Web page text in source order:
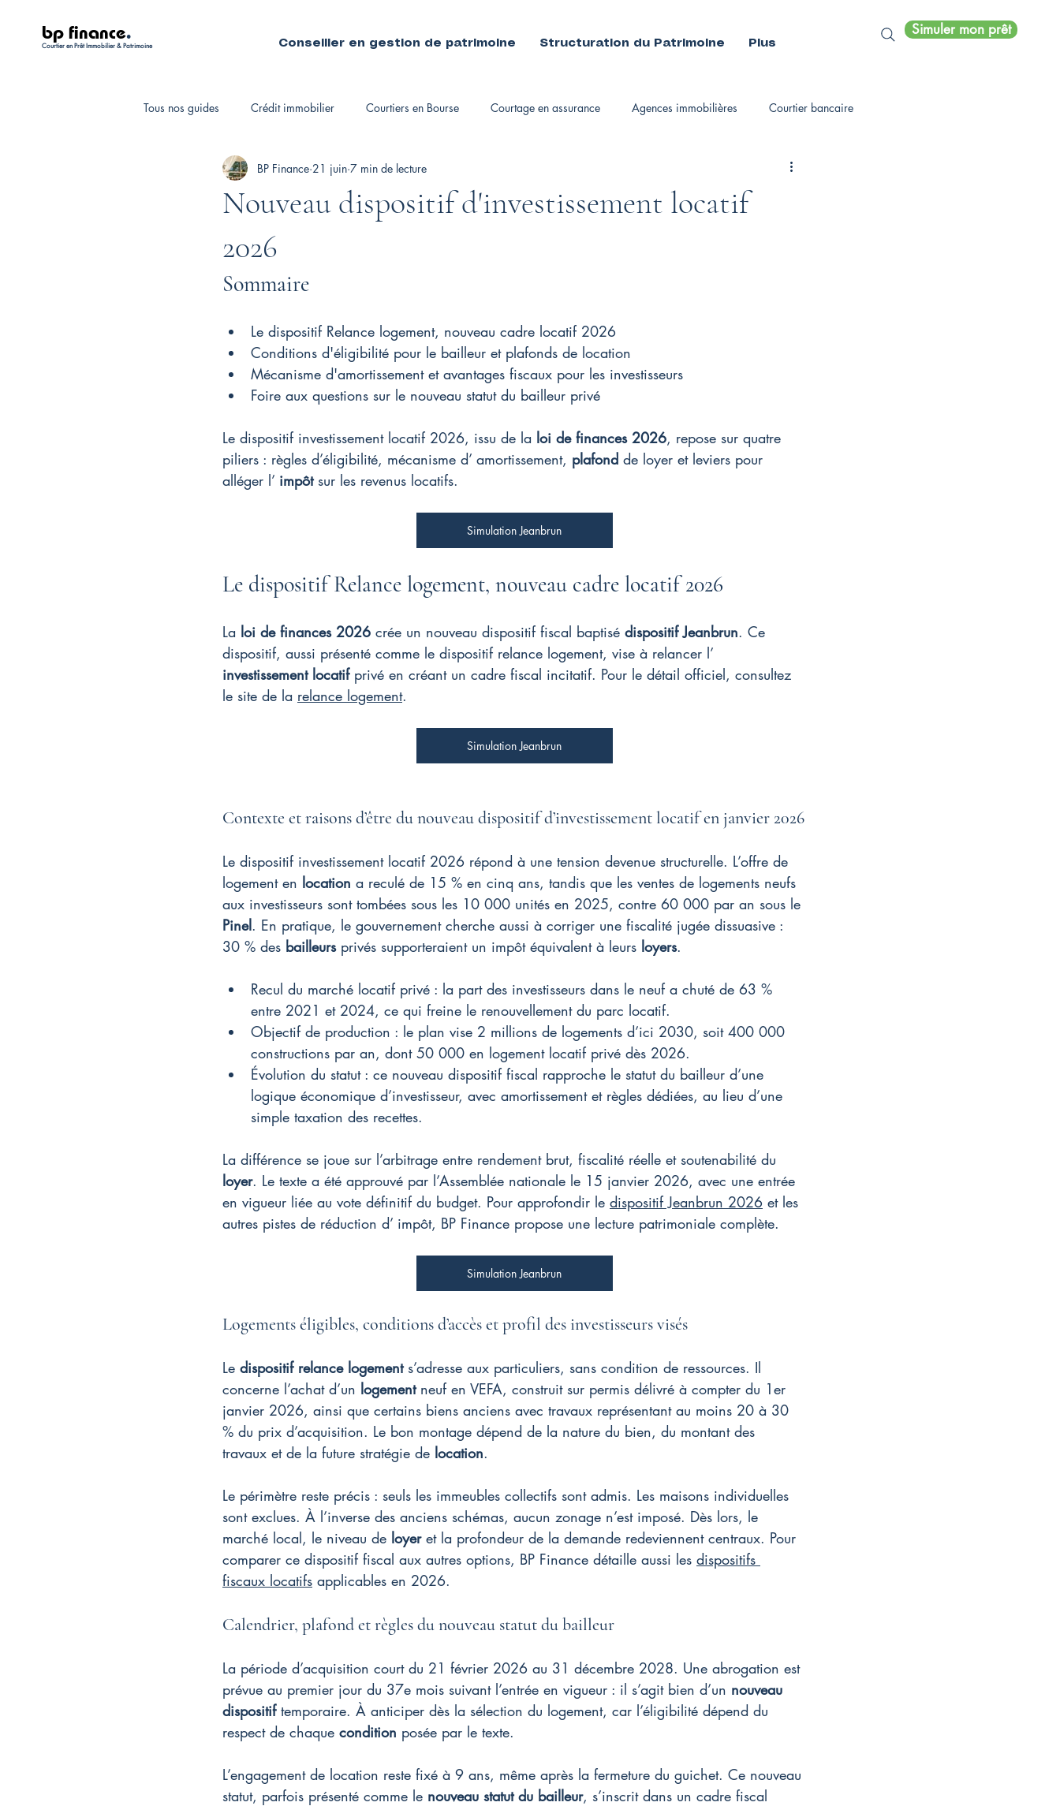
bp finance.
Courtier en Prêt Immobilier & Patrimoine Conseiller en gestion de patrimoine Structuration du Patrimoine Plus
Simuler mon prêt
Tous nos guides Crédit immobilier Courtiers en Bourse Courtage en assurance Agences immobilières Courtier bancaire
Fiscalité personnelle Courtiers immobiliers
Nouveau dispositif d'investissement locatif
2026
BP Finance 21 juin 7 min de lecture
Sommaire
Le dispositif Relance logement, nouveau cadre locatif 2026
Conditions d'éligibilité pour le bailleur et plafonds de location
Mécanisme d'amortissement et avantages fiscaux pour les investisseurs
Foire aux questions sur le nouveau statut du bailleur privé
Le dispositif investissement locatif 2026, issu de la loi de finances 2026, repose sur quatre
piliers : règles d’éligibilité, mécanisme d’ amortissement, plafond de loyer et leviers pour
alléger l’ impôt sur les revenus locatifs.
Simulation Jeanbrun
Le dispositif Relance logement, nouveau cadre locatif 2026
La loi de finances 2026 crée un nouveau dispositif fiscal baptisé dispositif Jeanbrun. Ce
dispositif, aussi présenté comme le dispositif relance logement, vise à relancer l’
investissement locatif privé en créant un cadre fiscal incitatif. Pour le détail officiel, consultez
le site de la relance logement.
Simulation Jeanbrun
Contexte et raisons d’être du nouveau dispositif d’investissement locatif en janvier 2026
Le dispositif investissement locatif 2026 répond à une tension devenue structurelle. L’offre de
logement en location a reculé de 15 % en cinq ans, tandis que les ventes de logements neufs
aux investisseurs sont tombées sous les 10 000 unités en 2025, contre 60 000 par an sous le
Pinel. En pratique, le gouvernement cherche aussi à corriger une fiscalité jugée dissuasive :
30 % des bailleurs privés supporteraient un impôt équivalent à leurs loyers.
Recul du marché locatif privé : la part des investisseurs dans le neuf a chuté de 63 %
entre 2021 et 2024, ce qui freine le renouvellement du parc locatif.
Objectif de production : le plan vise 2 millions de logements d’ici 2030, soit 400 000
constructions par an, dont 50 000 en logement locatif privé dès 2026.
Évolution du statut : ce nouveau dispositif fiscal rapproche le statut du bailleur d’une
logique économique d’investisseur, avec amortissement et règles dédiées, au lieu d’une
simple taxation des recettes.
La différence se joue sur l’arbitrage entre rendement brut, fiscalité réelle et soutenabilité du
loyer. Le texte a été approuvé par l’Assemblée nationale le 15 janvier 2026, avec une entrée
en vigueur liée au vote définitif du budget. Pour approfondir le dispositif Jeanbrun 2026 et les
autres pistes de réduction d’ impôt, BP Finance propose une lecture patrimoniale complète.
Simulation Jeanbrun
Logements éligibles, conditions d’accès et profil des investisseurs visés
Le dispositif relance logement s’adresse aux particuliers, sans condition de ressources. Il
concerne l’achat d’un logement neuf en VEFA, construit sur permis délivré à compter du 1er
janvier 2026, ainsi que certains biens anciens avec travaux représentant au moins 20 à 30
% du prix d’acquisition. Le bon montage dépend de la nature du bien, du montant des
travaux et de la future stratégie de location.
Le périmètre reste précis : seuls les immeubles collectifs sont admis. Les maisons individuelles
sont exclues. À l’inverse des anciens schémas, aucun zonage n’est imposé. Dès lors, le
marché local, le niveau de loyer et la profondeur de la demande redeviennent centraux. Pour
comparer ce dispositif fiscal aux autres options, BP Finance détaille aussi les dispositifs
fiscaux locatifs applicables en 2026.
Calendrier, plafond et règles du nouveau statut du bailleur
La période d’acquisition court du 21 février 2026 au 31 décembre 2028. Une abrogation est
prévue au premier jour du 37e mois suivant l’entrée en vigueur : il s’agit bien d’un nouveau
dispositif temporaire. À anticiper dès la sélection du logement, car l’éligibilité dépend du
respect de chaque condition posée par le texte.
L’engagement de location reste fixé à 9 ans, même après la fermeture du guichet. Ce nouveau
statut, parfois présenté comme le nouveau statut du bailleur, s’inscrit dans un cadre fiscal